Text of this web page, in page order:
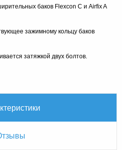
баков Flexcon C и Airfix A
зажимному кольцу баков
затяжкой двух болтов.